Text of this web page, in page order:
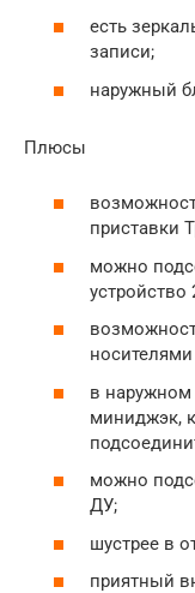
есть
записи;
наружный
Плюсы
приставки
можно
устройство
в наружном
миниджэк,
можно
ДУ;
шустрее в
приятный